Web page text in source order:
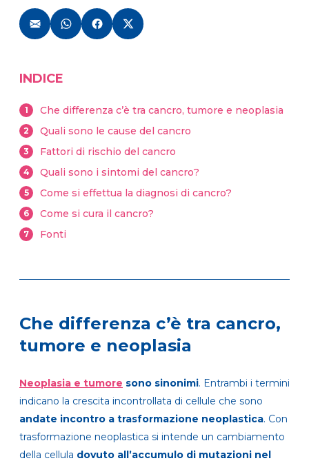
INDICE
1 Che differenza c’è tra cancro, tumore e neoplasia
2 Quali sono le cause del cancro
3 Fattori di rischio del cancro
4 Quali sono i sintomi del cancro?
5 Come si effettua la diagnosi di cancro?
6 Come si cura il cancro?
7 Fonti
Che differenza c’è tra cancro,
tumore e neoplasia
Neoplasia e tumore sono sinonimi. Entrambi i termini
indicano la crescita incontrollata di cellule che sono
andate incontro a trasformazione neoplastica. Con
trasformazione neoplastica si intende un cambiamento
della cellula dovuto all’accumulo di mutazioni nel